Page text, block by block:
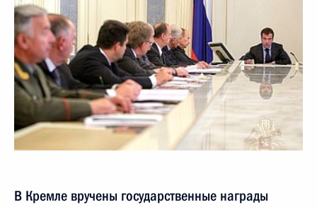
В Кремле вручены государственные награды